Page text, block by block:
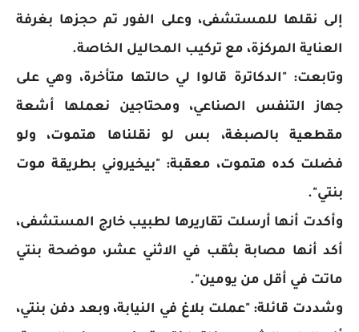
إلى نقلها للمستشفى، وعلى الفور تم حجزها بغرفة
العناية المركزة، مع تركيب المحاليل الخاصة.
وتابعت: "الدكاترة قالوا لي حالتها متأخرة، وهي على
جهاز التنفس الصناعي، ومحتاجين نعملها أشعة
مقطعية بالصبغة، بس لو نقلناها هتموت، ولو
فضلت كده هتموت، معقبة: "بيخيروني بطريقة موت
بنتي".
وأكدت أنها أرسلت تقاريرها لطبيب خارج المستشفى،
أكد أنها مصابة بثقب في الاثني عشر، موضحة بنتي
ماتت في أقل من يومين".
وشددت قائلة: "عملت بلاغ في النيابة، وبعد دفن بنتي،